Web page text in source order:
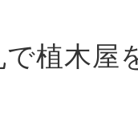
で植木屋